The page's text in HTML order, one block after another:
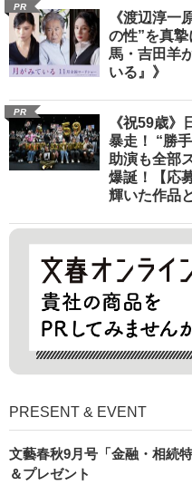
PR
《渡辺淳一
の性”を真
馬・吉田羊
いる』》
PR
《祝59歳
暴走！ “勝
助演も全部
爆誕！【応
輝いた作品
PRESENT & EVENT
文藝春秋9月号「金融・相続
＆プレゼント